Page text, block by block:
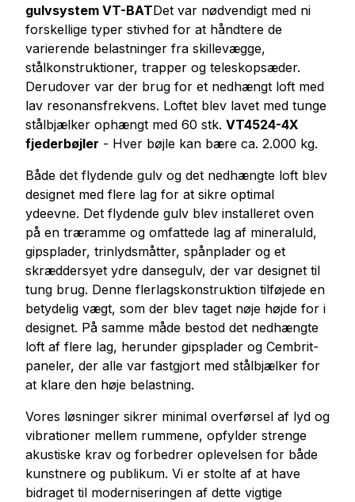
gulvsystem VT-BATDet var nødvendigt med ni
forskellige typer stivhed for at håndtere de
varierende belastninger fra skillevægge,
stålkonstruktioner, trapper og teleskopsæder.
Derudover var der brug for et nedhængt loft med
lav resonansfrekvens. Loftet blev lavet med tunge
stålbjælker ophængt med 60 stk. VT4524-4X
fjederbøjler - Hver bøjle kan bære ca. 2.000 kg.
Både det flydende gulv og det nedhængte loft blev
designet med flere lag for at sikre optimal
ydeevne. Det flydende gulv blev installeret oven
på en træramme og omfattede lag af mineraluld,
gipsplader, trinlydsmåtter, spånplader og et
skræddersyet ydre dansegulv, der var designet til
tung brug. Denne flerlagskonstruktion tilføjede en
betydelig vægt, som der blev taget nøje højde for i
designet. På samme måde bestod det nedhængte
loft af flere lag, herunder gipsplader og Cembrit-
paneler, der alle var fastgjort med stålbjælker for
at klare den høje belastning.
Vores løsninger sikrer minimal overførsel af lyd og
vibrationer mellem rummene, opfylder strenge
akustiske krav og forbedrer oplevelsen for både
kunstnere og publikum. Vi er stolte af at have
bidraget til moderniseringen af dette vigtige